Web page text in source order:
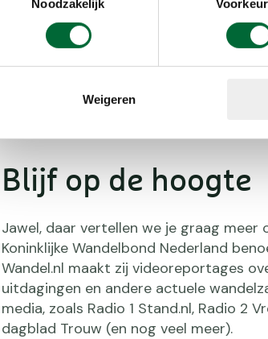
Noodzakelijk
Weigeren
Komt de video hierboven niet in
Blijf op de hoogte
Jawel, daar vertellen we je graag
Koninklijke Wandelbond Nederland
Wandel.nl maakt zij videoreportages
uitdagingen en andere actuele
media, zoals Radio 1 Stand.nl, Radio 2
dagblad Trouw(en nog veel meer).